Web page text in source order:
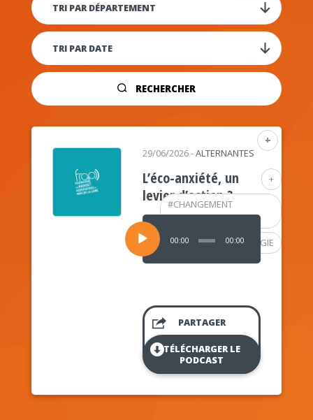
RECHERCHER
+
+
#CHANGEMENT
CLIMATIQUE
#PSYCHOLOGIE
29/06/2026-ALTERNANTES
L’éco-anxiété, un
levier d’action ?
Lecteur
audio
00:00 00:00
PARTAGER
TÉLÉCHARGER LE
PODCAST